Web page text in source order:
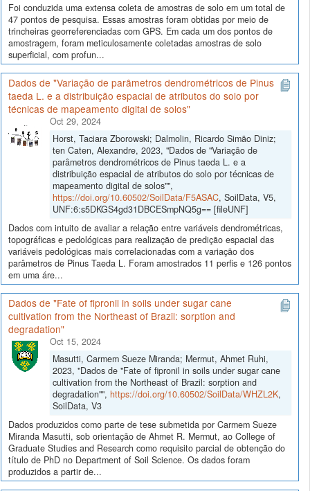
Foi conduzida uma extensa coleta de amostras de solo em um total de
47 pontos de pesquisa. Essas amostras foram obtidas por meio de
trincheiras georreferenciadas com GPS. Em cada um dos pontos de
amostragem, foram meticulosamente coletadas amostras de solo
superficial, com profun...
Dados de "Variação de parâmetros dendrométricos de Pinus
taeda L. e a distribuição espacial de atributos do solo por
técnicas de mapeamento digital de solos"
Oct 29, 2024
Horst, Taciara Zborowski; Dalmolin, Ricardo Simão Diniz;
ten Caten, Alexandre, 2023, "Dados de "Variação de
parâmetros dendrométricos de Pinus taeda L. e a
distribuição espacial de atributos do solo por técnicas de
mapeamento digital de solos"",
https://doi.org/10.60502/SoilData/F5ASAC, SoilData, V5,
UNF:6:s5DKGS4gd31DBCESmpNQ5g== [fileUNF]
Dados com intuito de avaliar a relação entre variáveis dendrométricas,
topográficas e pedológicas para realização de predição espacial das
variáveis pedológicas mais correlacionadas com a variação dos
parâmetros de Pinus Taeda L. Foram amostrados 11 perfis e 126 pontos
em uma áre...
Dados de "Fate of fipronil in soils under sugar cane
cultivation from the Northeast of Brazil: sorption and
degradation"
Oct 15, 2024
Masutti, Carmem Sueze Miranda; Mermut, Ahmet Ruhi,
2023, "Dados de "Fate of fipronil in soils under sugar cane
cultivation from the Northeast of Brazil: sorption and
degradation"", https://doi.org/10.60502/SoilData/WHZL2K,
SoilData, V3
Dados produzidos como parte de tese submetida por Carmem Sueze
Miranda Masutti, sob orientação de Ahmet R. Mermut, ao College of
Graduate Studies and Research como requisito parcial de obtenção do
título de PhD no Department of Soil Science. Os dados foram
produzidos a partir de...